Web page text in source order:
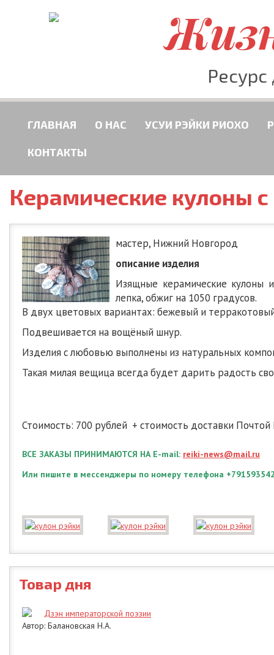
ГЛАВНАЯ О НАС УСУИ РЭЙКИ РИОХО
КОНТАКТЫ
Керамические кулоны
мастер, Нижний Новгород
описание изделия
Изящные керамические кулоны
лепка, обжиг на 1050 градусов.
В двух цветовых вариантах: бежевый и
Подвешивается на вощёный шнур.
Изделия с любовью выполнены из натуральных
Такая милая вещица всегда будет дарить радость
Стоимость: 700 рублей + стоимость доставки Почтой
ВСЕ ЗАКАЗЫ ПРИНИМАЮТСЯ НА E-mail: reiki-news@mail.ru
Или пишите в мессенджеры по номеру телефона
Товар дня
Дзэн императорской поэзии
Автор: Балановская Н.А.